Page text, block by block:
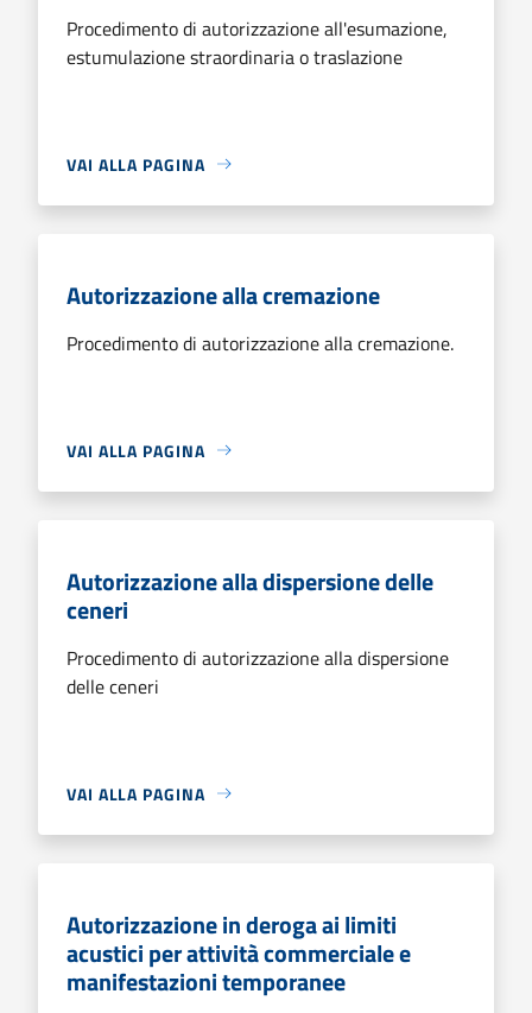
Procedimento di autorizzazione all'esumazione,
estumulazione straordinaria o traslazione
VAI ALLA PAGINA
Autorizzazione alla cremazione
Procedimento di autorizzazione alla cremazione.
VAI ALLA PAGINA
Autorizzazione alla dispersione delle
ceneri
Procedimento di autorizzazione alla dispersione
delle ceneri
VAI ALLA PAGINA
Autorizzazione in deroga ai limiti
acustici per attività commerciale e
manifestazioni temporanee